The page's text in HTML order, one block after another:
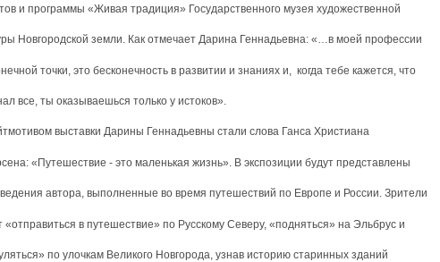
и программы «Живая традиция» Государственного музея художественной
Новгородской земли. Как отмечает Дарина Геннадьевна: «…в моей профессии
точки, это бесконечность в развитии и знаниях и, когда тебе кажется, что
все, ты оказываешься только у истоков».
выставки Дарины Геннадьевны стали слова Ганса Христиана
«Путешествие - это маленькая жизнь». В экспозиции будут представлены
автора, выполненные во время путешествий по Европе и России. Зрители
«отправиться в путешествие» по Русскому Северу, «подняться» на Эльбрус и
по улочкам Великого Новгорода, узнав историю старинных зданий